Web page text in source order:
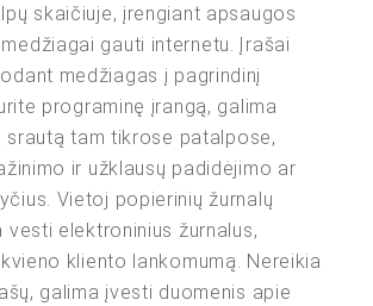
skaičiuje, įrengiant apsaugos
gauti internetu. Įrašai
medžiagas į pagrindinį
programinę įrangą, galima
srautą tam tikrose patalpose,
ir užklausų padidėjimo ar
Vietoj popierinių žurnalų
vesti elektroninius žurnalus,
kliento lankomumą. Nereikia
galima įvesti duomenis apie